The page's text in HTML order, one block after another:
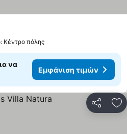
Κέντρο πόλης
να
Εμφάνιση τιμών